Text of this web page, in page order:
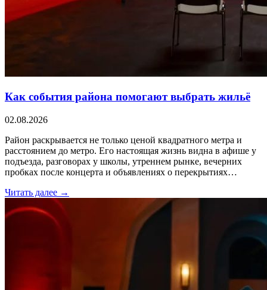
Как события района помогают выбрать жильё
02.08.2026
Район раскрывается не только ценой квадратного метра и
расстоянием до метро. Его настоящая жизнь видна в афише у
подъезда, разговорах у школы, утреннем рынке, вечерних
пробках после концерта и объявлениях о перекрытиях…
Читать далее →